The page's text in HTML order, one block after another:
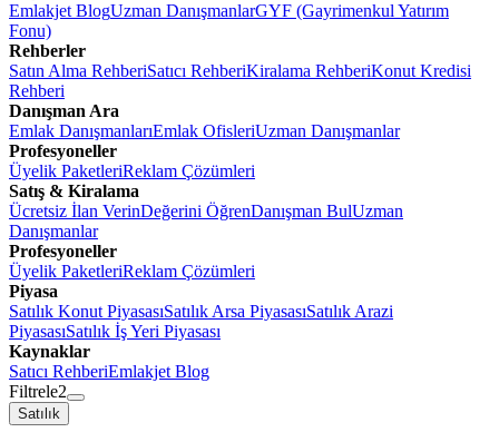
Emlakjet BlogUzman DanışmanlarGYF (Gayrimenkul Yatırım
Fonu)
Rehberler
Satın Alma RehberiSatıcı RehberiKiralama RehberiKonut Kredisi
Rehberi
Danışman Ara
Emlak DanışmanlarıEmlak OfisleriUzman Danışmanlar
Profesyoneller
Üyelik PaketleriReklam Çözümleri
Satış & Kiralama
Ücretsiz İlan VerinDeğerini ÖğrenDanışman BulUzman
Danışmanlar
Profesyoneller
Üyelik PaketleriReklam Çözümleri
Piyasa
Satılık Konut PiyasasıSatılık Arsa PiyasasıSatılık Arazi
PiyasasıSatılık İş Yeri Piyasası
Kaynaklar
Satıcı RehberiEmlakjet Blog
Filtrele2
Satılık